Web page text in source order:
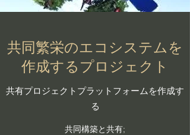
​​共同繁栄のエコシステムを
作成するプロジェクト
​​共有プロジェクトプラットフォームを作成す
る
共同構築と共有;